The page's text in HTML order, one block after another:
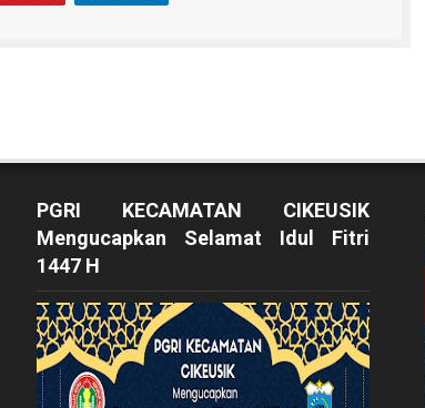
PGRI KECAMATAN CIKEUSIK
Mengucapkan Selamat Idul Fitri
1447 H